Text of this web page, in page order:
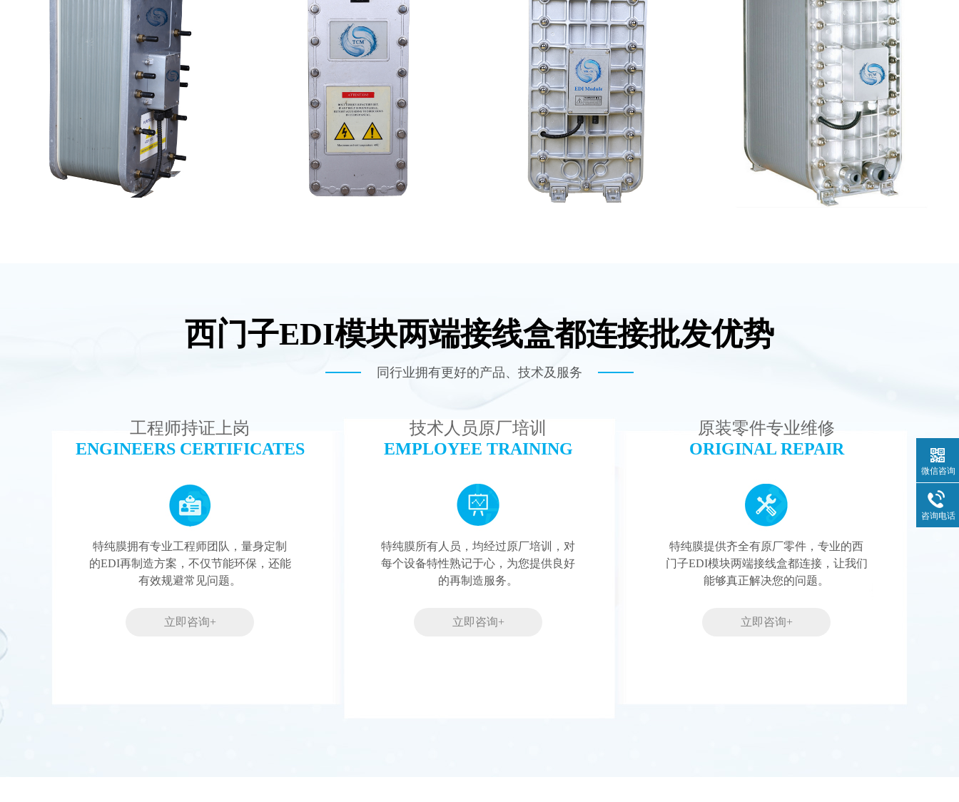
MK-TC100 EDI超纯水处理设备
查看详情
MK-TC300 EDI超纯水处理设备
查看详情
MK-TC500 EDI设备维修
查看详情
EDI超纯水处理设备
查看详情
PureTec （浦睿）EDI模块维修 坎普尔EDI膜堆维修
查看详情
MK-TC100 EDI超纯水处理设备
查看详情
麦克尼斯EDI模块维修
西门子EDI模块两端接线盒都连接批发优势
同行业拥有更好的产品、技术及服务
工程师持证上岗
ENGINEERS CERTIFICATES
特纯膜拥有专业工程师团队，量身定制
的EDI再制造方案，不仅节能环保，还能
有效规避常见问题。
立即咨询+
技术人员原厂培训
EMPLOYEE TRAINING
特纯膜所有人员，均经过原厂培训，对
每个设备特性熟记于心，为您提供良好
的再制造服务。
立即咨询+
原装零件专业维修
ORIGINAL REPAIR
特纯膜提供齐全有原厂零件，专业的西
门子EDI模块两端接线盒都连接，让我们
能够真正解决您的问题。
立即咨询+
微信咨询
咨询电话